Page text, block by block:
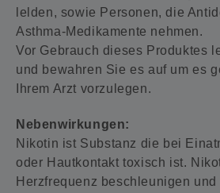
lelden, sowie Personen, die
Asthma-Medikamente nehmen.
Vor Gebrauch dieses Produktes
und bewahren Sie es auf um es
Ihrem Arzt vorzulegen.
Nebenwirkungen:
Nikotin ist Substanz die bei
oder Hautkontakt toxisch ist.
Herzfrequenz beschleunigen